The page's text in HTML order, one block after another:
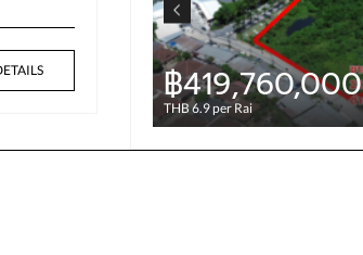
฿419,760,000
THB 6.9 per Rai